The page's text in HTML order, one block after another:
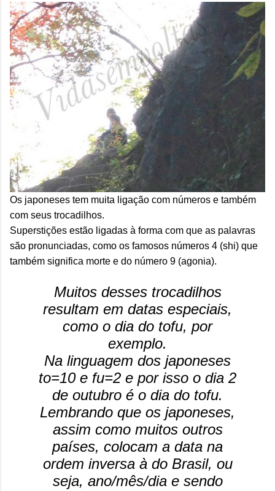
Os japoneses tem muita ligação com números e também
com seus trocadilhos.
Superstições estão ligadas à forma com que as palavras
são pronunciadas, como os famosos números 4 (shi) que
também significa morte e do número 9 (agonia).
Muitos desses trocadilhos
resultam em datas especiais,
como o dia do tofu, por
exemplo.
Na linguagem dos japoneses
to=10 e fu=2 e por isso o dia 2
de outubro é o dia do tofu.
Lembrando que os japoneses,
assim como muitos outros
países, colocam a data na
ordem inversa à do Brasil, ou
seja, ano/mês/dia e sendo